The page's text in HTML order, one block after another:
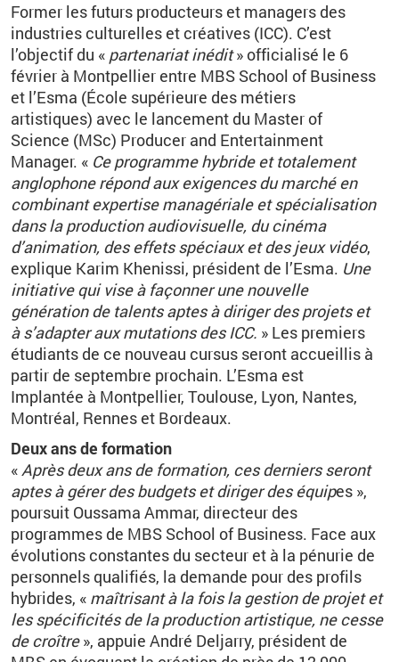
Former les futurs producteurs et managers des
industries culturelles et créatives (ICC). C’est
l’objectif du « partenariat inédit» officialisé le 6
février à Montpellier entre MBS School of Business
et l’Esma (École supérieure des métiers
artistiques) avec le lancement du Master of
Science (MSc) Producer and Entertainment
Manager. « Ce programme hybride et totalement
anglophone répond aux exigences du marché en
combinant expertise managériale et spécialisation
dans la production audiovisuelle, du cinéma
d’animation, des effets spéciaux et des jeux vidéo,
explique Karim Khenissi, président de l’Esma. Une
initiative qui vise à façonner une nouvelle
génération de talents aptes à diriger des projets et
à s’adapter aux mutations des ICC. » Les premiers
étudiants de ce nouveau cursus seront accueillis à
partir de septembre prochain. L’Esma est
Implantée à Montpellier, Toulouse, Lyon, Nantes,
Montréal, Rennes et Bordeaux.
Deux ans de formation
«Après deux ans de formation, ces derniers seront
aptes à gérer des budgets et diriger des équipes »,
poursuit Oussama Ammar, directeur des
programmes de MBS School of Business. Face aux
évolutions constantes du secteur et à la pénurie de
personnels qualifiés, la demande pour des profils
hybrides, « maîtrisant à la fois la gestion de projet et
les spécificités de la production artistique, ne cesse
de croître», appuie André Deljarry, président de